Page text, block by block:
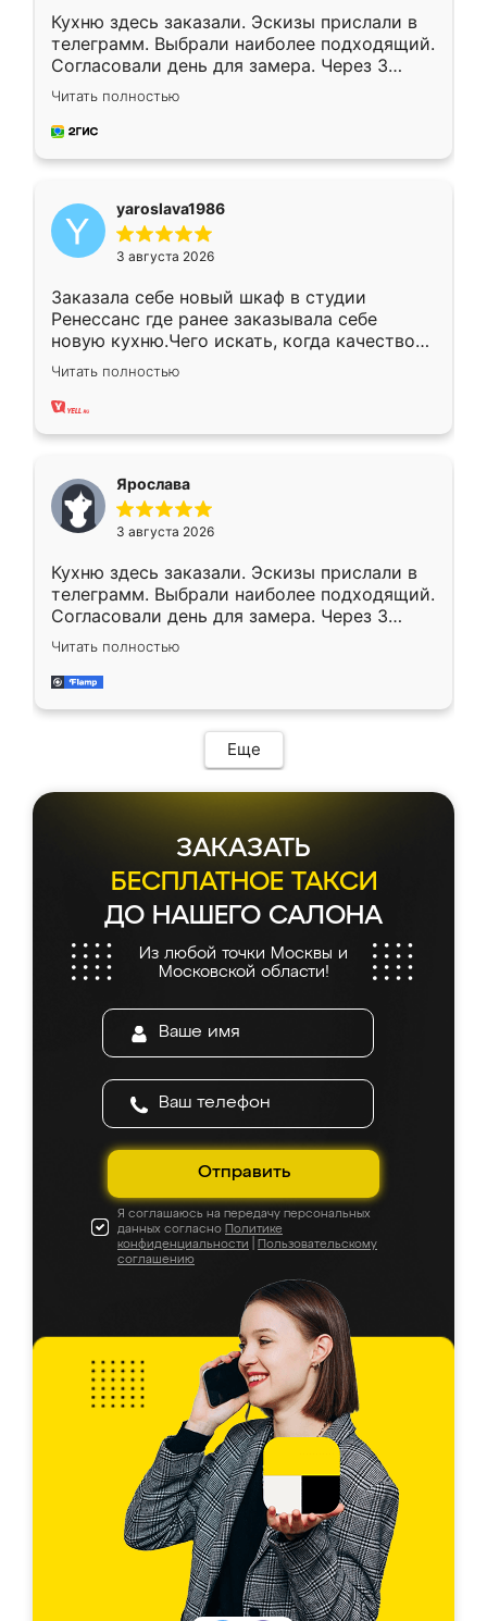
Кухню здесь заказали. Эскизы прислали в
телеграмм. Выбрали наиболее подходящий.
Согласовали день для замера. Через 3
недели кухня была уже готова. Остались
довольны работой. Спасибо Ренессанс
мебель за качественную работу!
Читать полностью
yaroslava1986
3 августа 2026
Заказала себе новый шкаф в студии
Ренессанс где ранее заказывала себе
новую кухню.Чего искать, когда качеством
вполне довольна. Служит кухня уже почти
два года, нареканий нет.
Читать полностью
Ярослава
3 августа 2026
Кухню здесь заказали. Эскизы прислали в
телеграмм. Выбрали наиболее подходящий.
Согласовали день для замера. Через 3
недели кухня была уже готова. Остались
довольны работой. Спасибо Ренессанс
мебель за качественную работу!
Читать полностью
Еще
ЗАКАЗАТЬ
БЕСПЛАТНОЕ ТАКСИ
ДО НАШЕГО САЛОНА
Из любой точки Москвы и
Московской области!
Отправить
Я соглашаюсь на передачу персональных
данных согласно Политике
конфиденциальности
Пользовательскому
соглашению